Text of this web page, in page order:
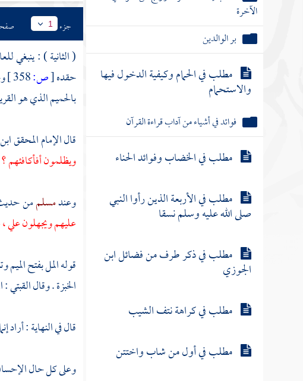
الآخرة
بر الوالدين
مطلب في الحمام وكيفية الدخول فيها
والاستحمام
فوائد في أشياء من آداب قراءة القرآن
مطلب في الخضاب وفوائد الحناء
مطلب في الأربعة الذين رأوا النبي
صلى الله عليه وسلم نسقا
مطلب في ذكر طرف من فضائل ابن
الجوزي
مطلب في كراهة نتف الشيب
مطلب في أول من شاب واختتن
جزء 1
( الثانية ) : ينبغي
حقده[ص:
بالحميم الذي هو
قالالإمام المحقق
ويظلمون
وعندمسلممن
عليهم ويجهلون علي
قوله المل بفتح
الخبزة . وقالالقبتي:
قال في النهاية :
وعلى كل حال